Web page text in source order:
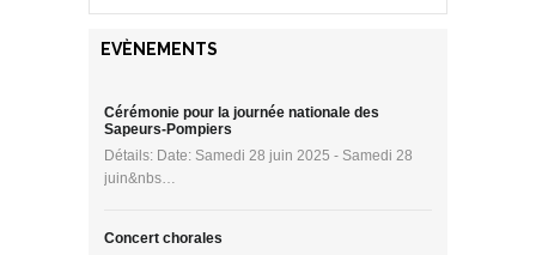
EVÈNEMENTS
Cérémonie pour la journée nationale des
Sapeurs-Pompiers
Détails: Date: Samedi 28 juin 2025 - Samedi 28
juin&nbs…
Concert chorales